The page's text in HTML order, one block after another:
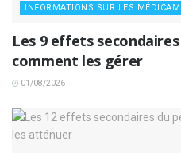
INFORMATIONS SUR LES
Les 9 effets
comment les gérer
01/08/2026